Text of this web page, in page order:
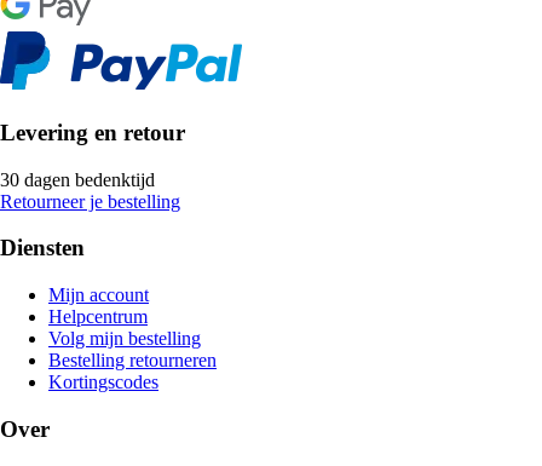
Levering en retour
30 dagen bedenktijd
Retourneer je bestelling
Diensten
Mijn account
Helpcentrum
Volg mijn bestelling
Bestelling retourneren
Kortingscodes
Over